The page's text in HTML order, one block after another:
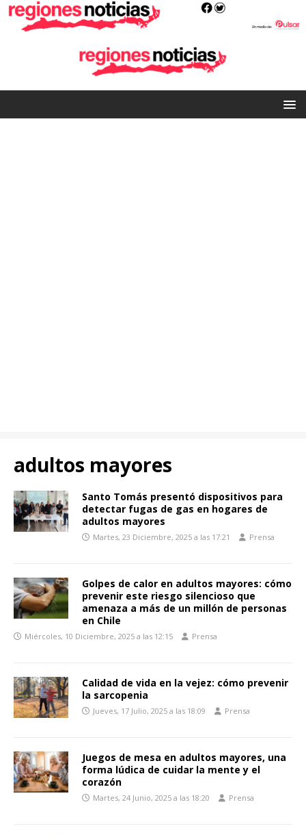
adultos mayores
Santo Tomás presentó dispositivos para
detectar fugas de gas en hogares de
adultos mayores
Martes, 23 Diciembre, 2025 a las 17:21 Prensa
Golpes de calor en adultos mayores: cómo
prevenir este riesgo silencioso que
amenaza a más de un millón de personas
en Chile
Miércoles, 10 Diciembre, 2025 a las 12:15 Prensa
Calidad de vida en la vejez: cómo prevenir
la sarcopenia
Jueves, 17 Julio, 2025 a las 18:09 Prensa
Juegos de mesa en adultos mayores, una
forma lúdica de cuidar la mente y el
corazón
Martes, 24 Junio, 2025 a las 18:20 Prensa